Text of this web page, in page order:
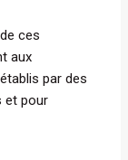
ces
aux
par des
et pour